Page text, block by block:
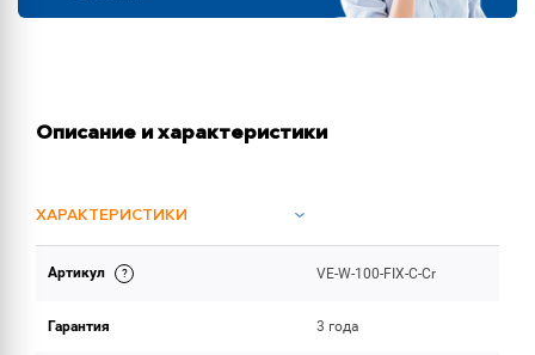
Описание и характеристики
ХАРАКТЕРИСТИКИ
ОБЪЕМ ПОСТАВКИ
Артикул VE-W-100-FIX-C-Cr
Гарантия 3 года